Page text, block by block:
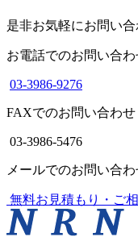
是非お気軽にお問い合
お電話でのお問い合わ
03-3986-9276
FAXでのお問い合わせ
03-3986-5476
メールでのお問い合
無料お見積もり・ご